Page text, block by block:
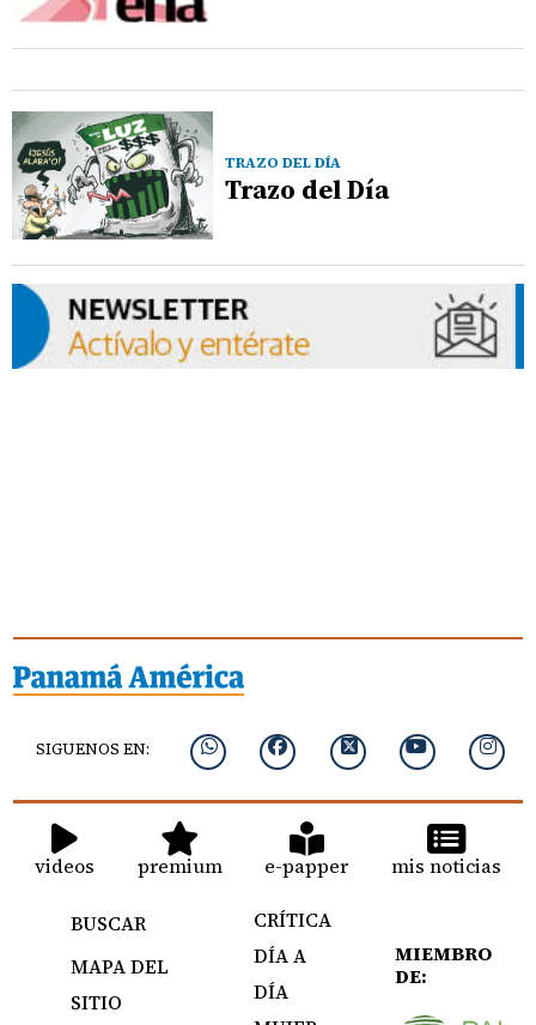
TRAZO DEL DÍA
Trazo del Día
SIGUENOS EN:
videos premium e-papper mis noticias
BUSCAR
MAPA DEL
SITIO
CRÍTICA
DÍA A
DÍA
MIEMBRO
DE: